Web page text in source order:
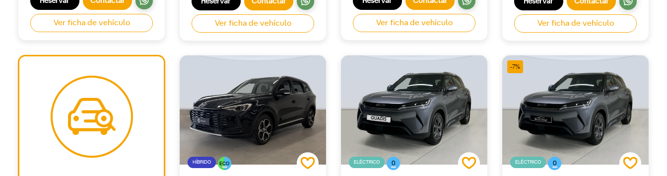
Ver ficha de vehículo Ver ficha de vehículo Ver ficha de vehículo Ver ficha de vehículo
HÍBRIDO ECO ELÉCTRICO 0
-7%
ELÉCTRICO 0